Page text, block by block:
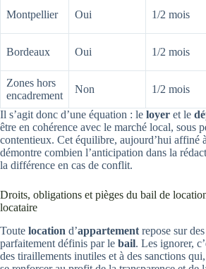
Montpellier Oui 1/2 mois
Bordeaux Oui 1/2 mois
Zones hors
encadrement
Non 1/2 mois
Il s’agit donc d’une équation : le loyer et le
être en cohérence avec le marché local, sous
contentieux. Cet équilibre, aujourd’hui affiné
démontre combien l’anticipation dans la
la différence en cas de conflit.
Droits, obligations et pièges du bail de
locataire
Toute location d’appartement repose sur
parfaitement définis par le bail. Les ignorer,
des tiraillements inutiles et à des sanctions